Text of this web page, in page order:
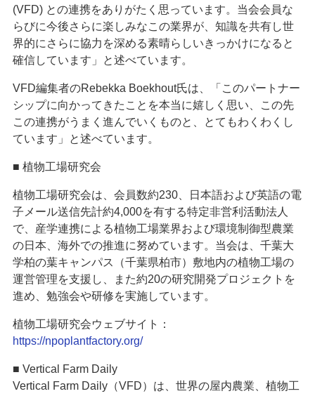
(VFD) との連携をありがたく思っています。当会会員な
らびに今後さらに楽しみなこの業界が、知識を共有し世
界的にさらに協力を深める素晴らしいきっかけになると
確信しています」と述べています。
VFD編集者のRebekka Boekhout氏は、「このパートナー
シップに向かってきたことを本当に嬉しく思い、この先
この連携がうまく進んでいくものと、とてもわくわくし
ています」と述べています。
■ 植物工場研究会
植物工場研究会は、会員数約230、日本語および英語の電
子メール送信先計約4,000を有する特定非営利活動法人
で、産学連携による植物工場業界および環境制御型農業
の日本、海外での推進に努めています。当会は、千葉大
学柏の葉キャンパス（千葉県柏市）敷地内の植物工場の
運営管理を支援し、また約20の研究開発プロジェクトを
進め、勉強会や研修を実施しています。
植物工場研究会ウェブサイト：
https://npoplantfactory.org/
■ Vertical Farm Daily
Vertical Farm Daily（VFD）は、世界の屋内農業、植物工